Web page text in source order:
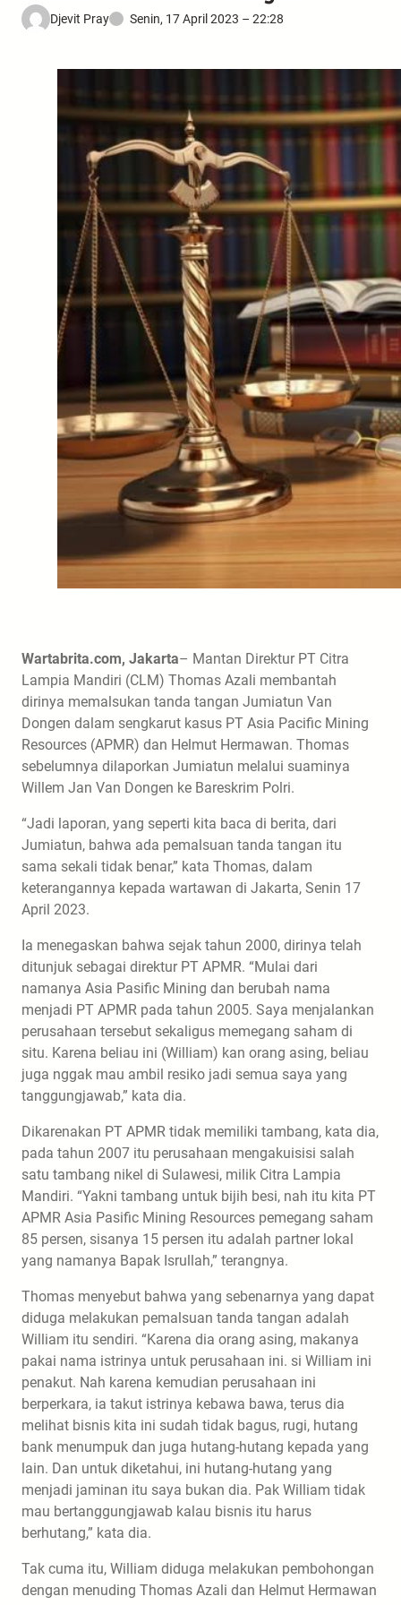
Djevit Pray Senin, 17 April 2023 – 22:28
Wartabrita.com, Jakarta– Mantan Direktur PT Citra
Lampia Mandiri (CLM) Thomas Azali membantah
dirinya memalsukan tanda tangan Jumiatun Van
Dongen dalam sengkarut kasus PT Asia Pacific Mining
Resources (APMR) dan Helmut Hermawan. Thomas
sebelumnya dilaporkan Jumiatun melalui suaminya
Willem Jan Van Dongen ke Bareskrim Polri.
“Jadi laporan, yang seperti kita baca di berita, dari
Jumiatun, bahwa ada pemalsuan tanda tangan itu
sama sekali tidak benar,” kata Thomas, dalam
keterangannya kepada wartawan di Jakarta, Senin 17
April 2023.
Ia menegaskan bahwa sejak tahun 2000, dirinya telah
ditunjuk sebagai direktur PT APMR. “Mulai dari
namanya Asia Pasific Mining dan berubah nama
menjadi PT APMR pada tahun 2005. Saya menjalankan
perusahaan tersebut sekaligus memegang saham di
situ. Karena beliau ini (William) kan orang asing, beliau
juga nggak mau ambil resiko jadi semua saya yang
tanggungjawab,” kata dia.
Dikarenakan PT APMR tidak memiliki tambang, kata dia,
pada tahun 2007 itu perusahaan mengakuisisi salah
satu tambang nikel di Sulawesi, milik Citra Lampia
Mandiri. “Yakni tambang untuk bijih besi, nah itu kita PT
APMR Asia Pasific Mining Resources pemegang saham
85 persen, sisanya 15 persen itu adalah partner lokal
yang namanya Bapak Isrullah,” terangnya.
Thomas menyebut bahwa yang sebenarnya yang dapat
diduga melakukan pemalsuan tanda tangan adalah
William itu sendiri. “Karena dia orang asing, makanya
pakai nama istrinya untuk perusahaan ini. si William ini
penakut. Nah karena kemudian perusahaan ini
berperkara, ia takut istrinya kebawa bawa, terus dia
melihat bisnis kita ini sudah tidak bagus, rugi, hutang
bank menumpuk dan juga hutang-hutang kepada yang
lain. Dan untuk diketahui, ini hutang-hutang yang
menjadi jaminan itu saya bukan dia. Pak William tidak
mau bertanggungjawab kalau bisnis itu harus
berhutang,” kata dia.
Tak cuma itu, William diduga melakukan pembohongan
dengan menuding Thomas Azali dan Helmut Hermawan